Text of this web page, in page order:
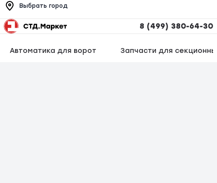
Выбрать город
8 (499) 380-64-30
Автоматика для ворот Запчасти для